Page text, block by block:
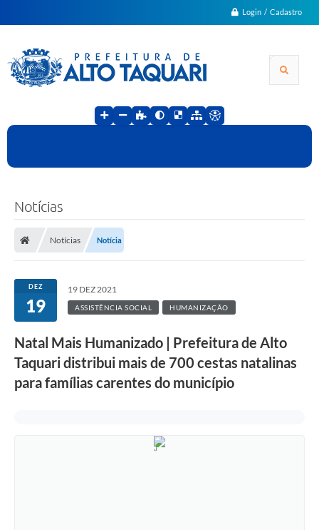
Login / Cadastro
Notícias
Notícias Notícia
DEZ
19
19 DEZ 2021
ASSISTÊNCIA SOCIAL HUMANIZAÇÃO
Natal Mais Humanizado | Prefeitura de Alto
Taquari distribui mais de 700 cestas natalinas
para famílias carentes do município